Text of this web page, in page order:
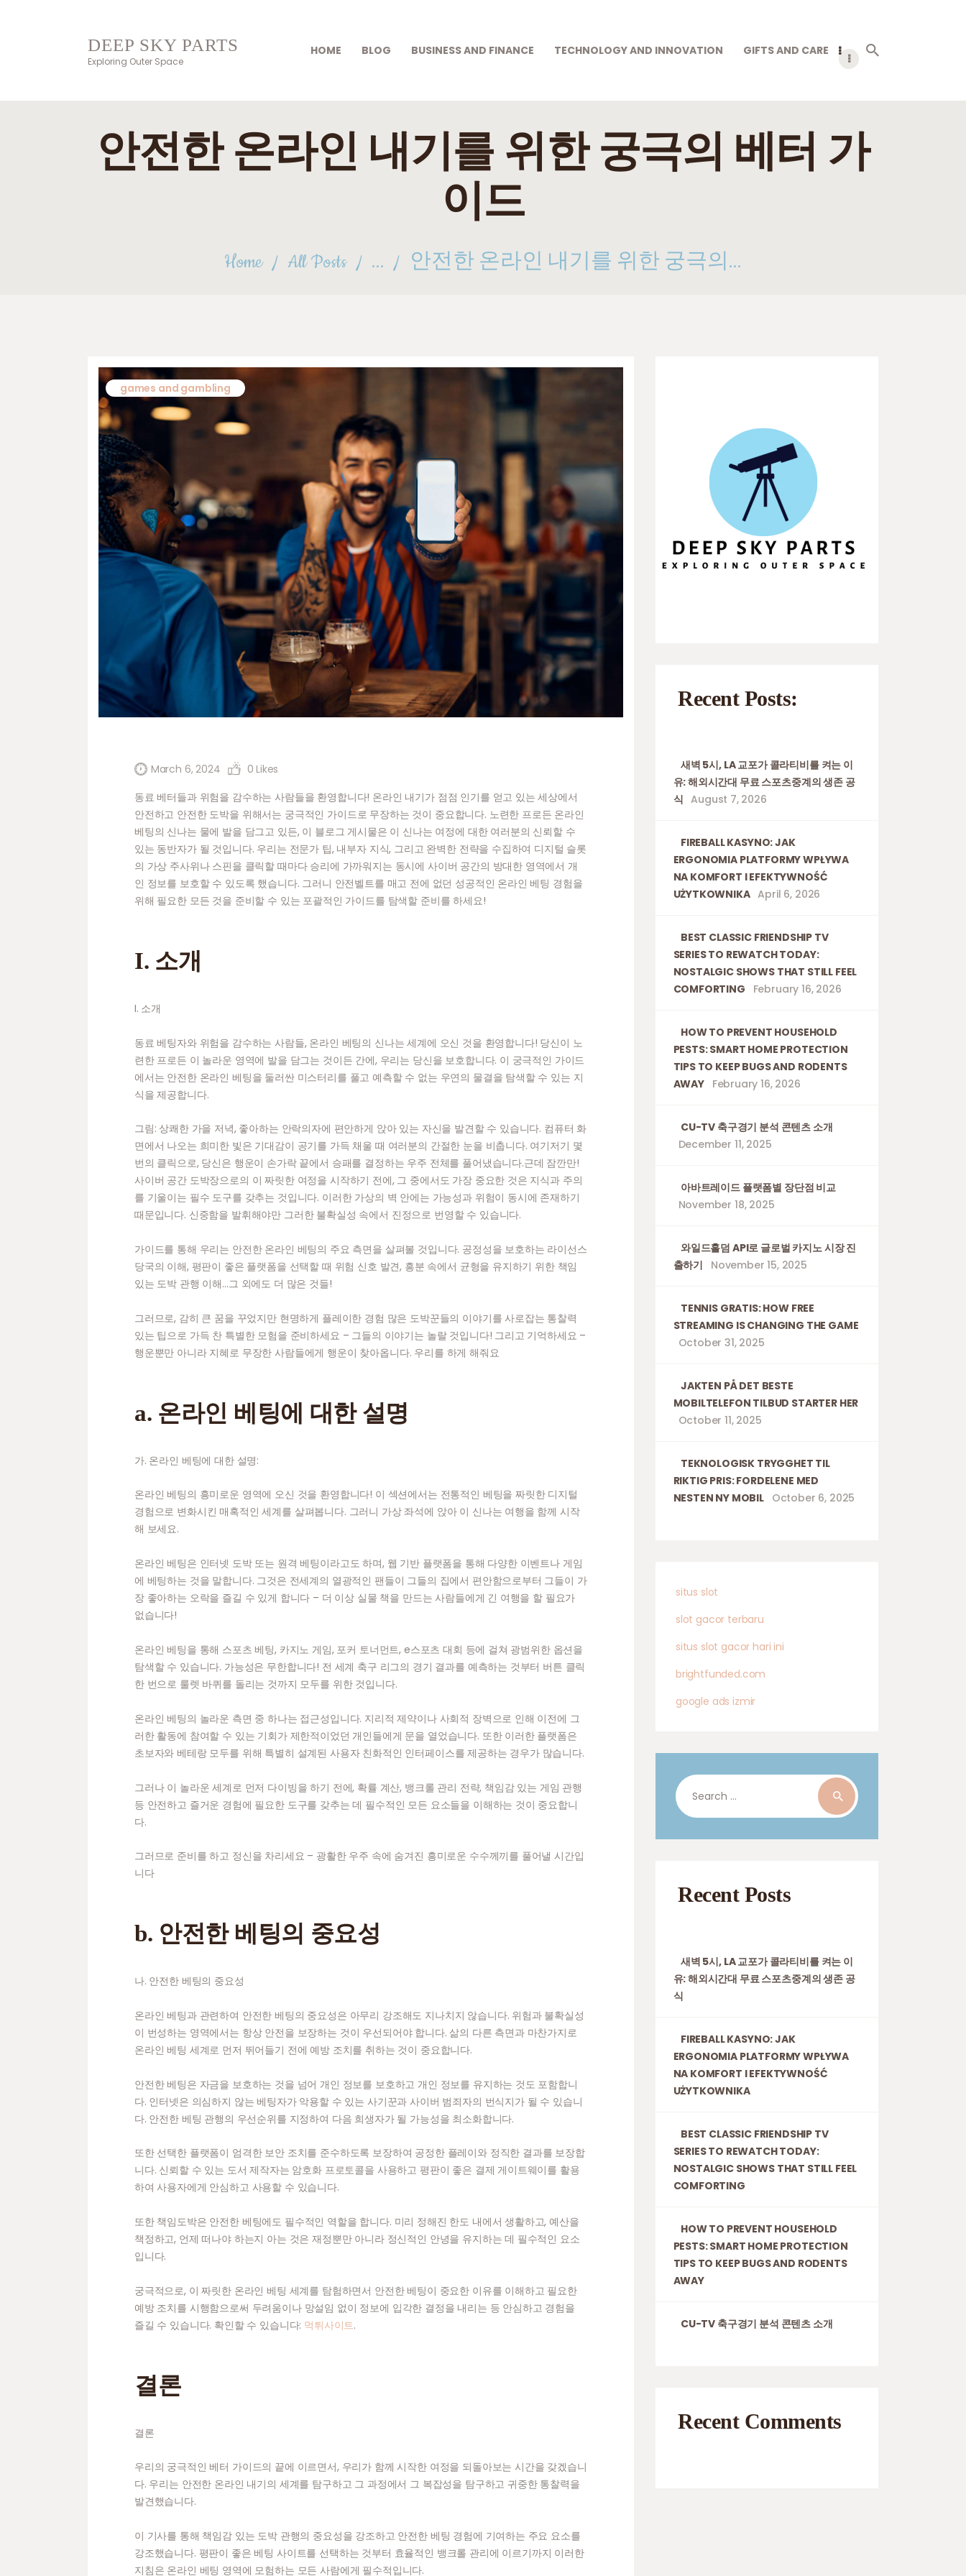
DEEP SKY PARTS
Exploring Outer Space
HOME BLOG BUSINESS AND FINANCE TECHNOLOGY AND INNOVATION GIFTS AND CARE
안전한 온라인 내기를 위한 궁극의 베터 가
이드
Home All Posts ... 안전한 온라인 내기를 위한 궁극의...
DEEP SKY PARTS
BLOG
FINANCE
TECHNOLOGY AND
INNOVATION
GIFTS AND CARE
GAMBLING
games and gambling
March 6, 2024 0 Likes
동료 베터들과 위험을 감수하는 사람들을 환영합니다! 온라인 내기가 점점 인기를 얻고 있는 세상에서
안전하고 안전한 도박을 위해서는 궁극적인 가이드로 무장하는 것이 중요합니다. 노련한 프로든 온라인
베팅의 신나는 물에 발을 담그고 있든, 이 블로그 게시물은 이 신나는 여정에 대한 여러분의 신뢰할 수
있는 동반자가 될 것입니다. 우리는 전문가 팁, 내부자 지식, 그리고 완벽한 전략을 수집하여 디지털 슬롯
의 가상 주사위나 스핀을 클릭할 때마다 승리에 가까워지는 동시에 사이버 공간의 방대한 영역에서 개
인 정보를 보호할 수 있도록 했습니다. 그러니 안전벨트를 매고 전에 없던 성공적인 온라인 베팅 경험을
위해 필요한 모든 것을 준비할 수 있는 포괄적인 가이드를 탐색할 준비를 하세요!
I. 소개
I. 소개
동료 베팅자와 위험을 감수하는 사람들, 온라인 베팅의 신나는 세계에 오신 것을 환영합니다! 당신이 노
련한 프로든 이 놀라운 영역에 발을 담그는 것이든 간에, 우리는 당신을 보호합니다. 이 궁극적인 가이드
에서는 안전한 온라인 베팅을 둘러싼 미스터리를 풀고 예측할 수 없는 우연의 물결을 탐색할 수 있는 지
식을 제공합니다.
그림: 상쾌한 가을 저녁, 좋아하는 안락의자에 편안하게 앉아 있는 자신을 발견할 수 있습니다. 컴퓨터 화
면에서 나오는 희미한 빛은 기대감이 공기를 가득 채울 때 여러분의 간절한 눈을 비춥니다. 여기저기 몇
번의 클릭으로, 당신은 행운이 손가락 끝에서 승패를 결정하는 우주 전체를 풀어냈습니다.근데 잠깐만!
사이버 공간 도박장으로의 이 짜릿한 여정을 시작하기 전에, 그 중에서도 가장 중요한 것은 지식과 주의
를 기울이는 필수 도구를 갖추는 것입니다. 이러한 가상의 벽 안에는 가능성과 위험이 동시에 존재하기
때문입니다. 신중함을 발휘해야만 그러한 불확실성 속에서 진정으로 번영할 수 있습니다.
가이드를 통해 우리는 안전한 온라인 베팅의 주요 측면을 살펴볼 것입니다. 공정성을 보호하는 라이선스
당국의 이해, 평판이 좋은 플랫폼을 선택할 때 위험 신호 발견, 흥분 속에서 균형을 유지하기 위한 책임
있는 도박 관행 이해…그 외에도 더 많은 것들!
그러므로, 감히 큰 꿈을 꾸었지만 현명하게 플레이한 경험 많은 도박꾼들의 이야기를 사로잡는 통찰력
있는 팁으로 가득 찬 특별한 모험을 준비하세요 – 그들의 이야기는 놀랄 것입니다! 그리고 기억하세요 –
행운뿐만 아니라 지혜로 무장한 사람들에게 행운이 찾아옵니다. 우리를 하게 해줘요
a. 온라인 베팅에 대한 설명
가. 온라인 베팅에 대한 설명:
온라인 베팅의 흥미로운 영역에 오신 것을 환영합니다! 이 섹션에서는 전통적인 베팅을 짜릿한 디지털
경험으로 변화시킨 매혹적인 세계를 살펴봅니다. 그러니 가상 좌석에 앉아 이 신나는 여행을 함께 시작
해 보세요.
온라인 베팅은 인터넷 도박 또는 원격 베팅이라고도 하며, 웹 기반 플랫폼을 통해 다양한 이벤트나 게임
에 베팅하는 것을 말합니다. 그것은 전세계의 열광적인 팬들이 그들의 집에서 편안함으로부터 그들이 가
장 좋아하는 오락을 즐길 수 있게 합니다 – 더 이상 실물 책을 만드는 사람들에게 긴 여행을 할 필요가
없습니다!
온라인 베팅을 통해 스포츠 베팅, 카지노 게임, 포커 토너먼트, e스포츠 대회 등에 걸쳐 광범위한 옵션을
탐색할 수 있습니다. 가능성은 무한합니다! 전 세계 축구 리그의 경기 결과를 예측하는 것부터 버튼 클릭
한 번으로 룰렛 바퀴를 돌리는 것까지 모두를 위한 것입니다.
온라인 베팅의 놀라운 측면 중 하나는 접근성입니다. 지리적 제약이나 사회적 장벽으로 인해 이전에 그
러한 활동에 참여할 수 있는 기회가 제한적이었던 개인들에게 문을 열었습니다. 또한 이러한 플랫폼은
초보자와 베테랑 모두를 위해 특별히 설계된 사용자 친화적인 인터페이스를 제공하는 경우가 많습니다.
그러나 이 놀라운 세계로 먼저 다이빙을 하기 전에, 확률 계산, 뱅크롤 관리 전략, 책임감 있는 게임 관행
등 안전하고 즐거운 경험에 필요한 도구를 갖추는 데 필수적인 모든 요소들을 이해하는 것이 중요합니
다.
그러므로 준비를 하고 정신을 차리세요 – 광활한 우주 속에 숨겨진 흥미로운 수수께끼를 풀어낼 시간입
니다
b. 안전한 베팅의 중요성
나. 안전한 베팅의 중요성
온라인 베팅과 관련하여 안전한 베팅의 중요성은 아무리 강조해도 지나치지 않습니다. 위험과 불확실성
이 번성하는 영역에서는 항상 안전을 보장하는 것이 우선되어야 합니다. 삶의 다른 측면과 마찬가지로
온라인 베팅 세계로 먼저 뛰어들기 전에 예방 조치를 취하는 것이 중요합니다.
안전한 베팅은 자금을 보호하는 것을 넘어 개인 정보를 보호하고 개인 정보를 유지하는 것도 포함합니
다. 인터넷은 의심하지 않는 베팅자가 악용할 수 있는 사기꾼과 사이버 범죄자의 번식지가 될 수 있습니
다. 안전한 베팅 관행의 우선순위를 지정하여 다음 희생자가 될 가능성을 최소화합니다.
또한 선택한 플랫폼이 엄격한 보안 조치를 준수하도록 보장하여 공정한 플레이와 정직한 결과를 보장합
니다. 신뢰할 수 있는 도서 제작자는 암호화 프로토콜을 사용하고 평판이 좋은 결제 게이트웨이를 활용
하여 사용자에게 안심하고 사용할 수 있습니다.
또한 책임도박은 안전한 베팅에도 필수적인 역할을 합니다. 미리 정해진 한도 내에서 생활하고, 예산을
책정하고, 언제 떠나야 하는지 아는 것은 재정뿐만 아니라 정신적인 안녕을 유지하는 데 필수적인 요소
입니다.
궁극적으로, 이 짜릿한 온라인 베팅 세계를 탐험하면서 안전한 베팅이 중요한 이유를 이해하고 필요한
예방 조치를 시행함으로써 두려움이나 망설임 없이 정보에 입각한 결정을 내리는 등 안심하고 경험을
즐길 수 있습니다. 확인할 수 있습니다: 먹튀사이트.
결론
결론
우리의 궁극적인 베터 가이드의 끝에 이르면서, 우리가 함께 시작한 여정을 되돌아보는 시간을 갖겠습니
다. 우리는 안전한 온라인 내기의 세계를 탐구하고 그 과정에서 그 복잡성을 탐구하고 귀중한 통찰력을
발견했습니다.
이 기사를 통해 책임감 있는 도박 관행의 중요성을 강조하고 안전한 베팅 경험에 기여하는 주요 요소를
강조했습니다. 평판이 좋은 베팅 사이트를 선택하는 것부터 효율적인 뱅크롤 관리에 이르기까지 이러한
지침은 온라인 베팅 영역에 모험하는 모든 사람에게 필수적입니다.
Recent Posts:
새벽 5시, LA 교포가 콜라티비를 켜는 이
유: 해외시간대 무료 스포츠중계의 생존 공
식 August 7, 2026
FIREBALL KASYNO: JAK
ERGONOMIA PLATFORMY WPŁYWA
NA KOMFORT I EFEKTYWNOŚĆ
UŻYTKOWNIKA April 6, 2026
BEST CLASSIC FRIENDSHIP TV
SERIES TO REWATCH TODAY:
NOSTALGIC SHOWS THAT STILL FEEL
COMFORTING
February 16, 2026
HOW TO PREVENT HOUSEHOLD
PESTS: SMART HOME PROTECTION
TIPS TO KEEP BUGS AND RODENTS
AWAY
February 16, 2026
CU-TV 축구경기 분석 콘텐츠 소개
December 11, 2025
아바트레이드 플랫폼별 장단점 비교
November 18, 2025
와일드홀덤 API로 글로벌 카지노 시장 진
출하기
November 15, 2025
TENNIS GRATIS: HOW FREE
STREAMING IS CHANGING THE GAME
October 31, 2025
JAKTEN PÅ DET BESTE
MOBILTELEFON TILBUD STARTER HER
October 11, 2025
TEKNOLOGISK TRYGGHET TIL
RIKTIG PRIS: FORDELENE MED
NESTEN NY MOBIL
October 6, 2025
situs slot
slot gacor terbaru
situs slot gacor hari ini
brightfunded.com
google ads izmir
Search
for:
Recent Posts
새벽 5시, LA 교포가 콜라티비를 켜는 이
유: 해외시간대 무료 스포츠중계의 생존 공
식
FIREBALL KASYNO: JAK
ERGONOMIA PLATFORMY WPŁYWA
NA KOMFORT I EFEKTYWNOŚĆ
UŻYTKOWNIKA
BEST CLASSIC FRIENDSHIP TV
SERIES TO REWATCH TODAY:
NOSTALGIC SHOWS THAT STILL FEEL
COMFORTING
HOW TO PREVENT HOUSEHOLD
PESTS: SMART HOME PROTECTION
TIPS TO KEEP BUGS AND RODENTS
AWAY
CU-TV 축구경기 분석 콘텐츠 소개
Recent Comments